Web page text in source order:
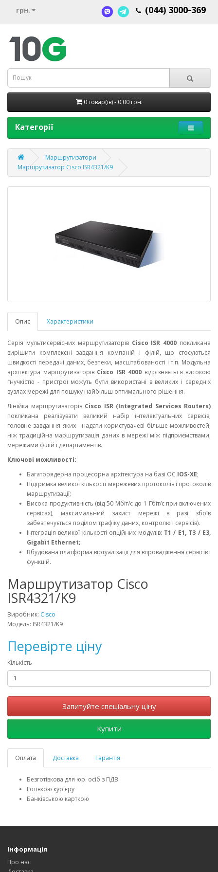
грн. (044) 3000-369
0 товар(ів) - 0.00 грн.
Категорії
Маршрутизатори
Маршрутизатор Cisco ISR4321/K9
Опис Характеристики
Серія мультисервісних маршрутизаторів Cisco ISR 4000 покликана
вирішити комплексні завдання компаній і філій, що стосуються
швидкості передачі даних, безпеки, масштабованості і т.п. Модульна
архітектура маршрутизаторів Cisco ISR 4000 відрізняється високою
гнучкістю - пристрої можуть бути використані в великих і середніх
вузлах мережі для пошуку найбільш оптимального рішення.
Лінійка маршрутизаторів Cisco ISR (Integrated Services Routers)
покликана реалізувати великий набір інтелектуальних сервісів,
головне завдання яких - надати користувачеві більше можливостей,
ніж традиційна маршрутизація даних в мережі між підприємствами,
мережами філій і департаментів.
Ключові можливості:
Багатооядерна процесорна архітектура на базі ОС IOS-XE;
Підтримка великої кількості мережевих протоколів і протоколів
маршрутизації;
Висока продуктивність (від 50 Мбіт/с до 1 Гбіт/с при включених
сервісах), максимальний захист мережі в разі збоїв
забезпечується поділом трафіку даних, контролю і сервісів).
Інтеграція великої кількості опційних модулів: T1 / E1, T3 / E3,
Gigabit Ethernet;
Вбудована платформа віртуалізації для впровадження сервісів і
функцій.
Маршрутизатор Cisco
ISR4321/K9
Виробник: Cisco
Модель: ISR4321/K9
Перевірте ціну
Кількість
Запитуйте спеціальну ціну
Купити
Оплата Доставка Гарантія
Безготівкова для юр. осіб з ПДВ
Готівкою кур'єру
Банківською карткою
Інформація
Про нас